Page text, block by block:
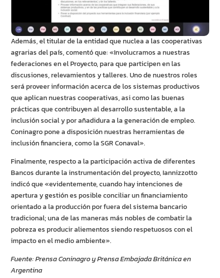
Además, el titular de la entidad que nuclea a las cooperativas
agrarias del país, comentó que: «Involucramos a nuestras
federaciones en el Proyecto, para que participen en las
discusiones, relevamientos y talleres. Uno de nuestros roles
será proveer información acerca de los sistemas productivos
que aplican nuestras cooperativas, asi como las buenas
prácticas que contribuyen al desarrollo sustentable, a la
inclusión social y por añadidura a la generación de empleo.
Coninagro pone a disposición nuestras herramientas de
inclusión financiera, como la SGR Conaval».
Finalmente, respecto a la participación activa de diferentes
Bancos durante la instrumentación del proyecto, Iannizzotto
indicó que «evidentemente, cuando hay intenciones de
apertura y gestión es posible conciliar un financiamiento
orientado a la producción por fuera del sistema bancario
tradicional; una de las maneras más nobles de combatir la
pobreza es producir aliementos siendo respetuosos con el
impacto en el medio ambiente».
Fuente: Prensa Coninagro y Prensa Embajada Británica en
Argentina